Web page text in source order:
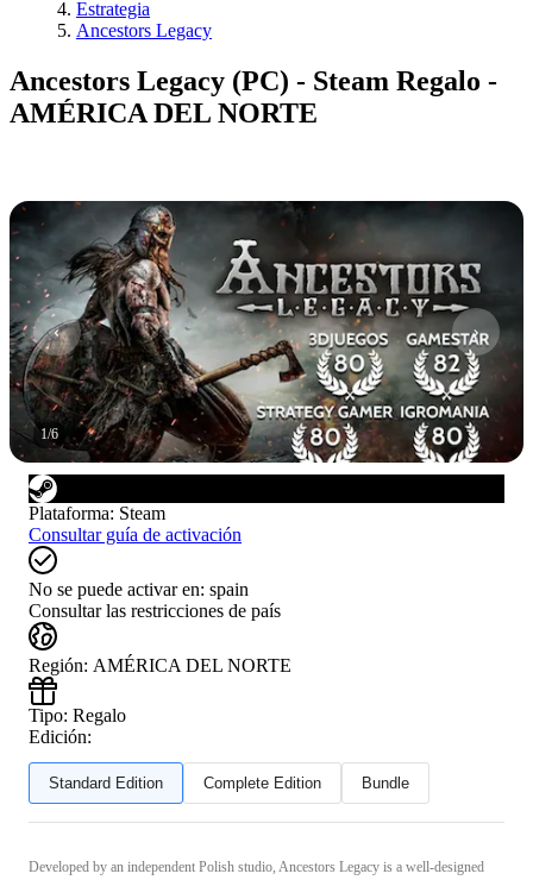
Estrategia
Ancestors Legacy
Ancestors Legacy (PC) - Steam Regalo -
AMÉRICA DEL NORTE
1/6
Plataforma: Steam
Consultar guía de activación
No se puede activar en: spain
Consultar las restricciones de país
Región: AMÉRICA DEL NORTE
Tipo: Regalo
Edición:
Standard Edition Complete Edition Bundle
Developed by an independent Polish studio, Ancestors Legacy is a well-designed